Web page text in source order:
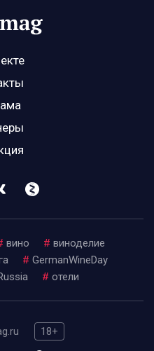
вино # виноделие
# GermanWineDay
# отели
18+